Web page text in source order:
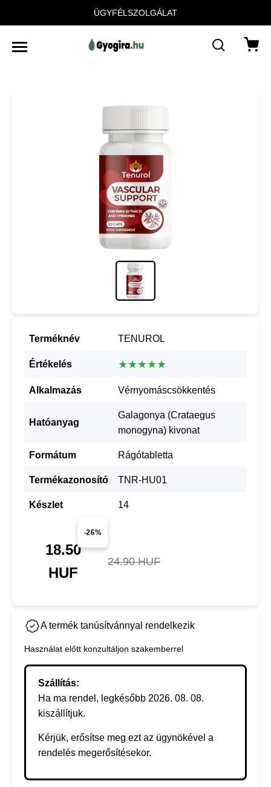
ÜGYFÉLSZOLGÁLAT
Terméknév TENUROL
Értékelés ★★★★★
Alkalmazás Vérnyomáscsökkentés
Hatóanyag
Galagonya (Crataegus
monogyna) kivonat
Formátum Rágótabletta
Termékazonosító TNR-HU01
Készlet 14
-26%
18.50
HUF
24.90 HUF
A termék tanúsítvánnyal rendelkezik
Használat előtt konzultáljon szakemberrel
Szállítás:
Ha ma rendel, legkésőbb 2026. 08. 08.
kiszállítjuk.
Kérjük, erősítse meg ezt az ügynökével a
rendelés megerősítésekor.